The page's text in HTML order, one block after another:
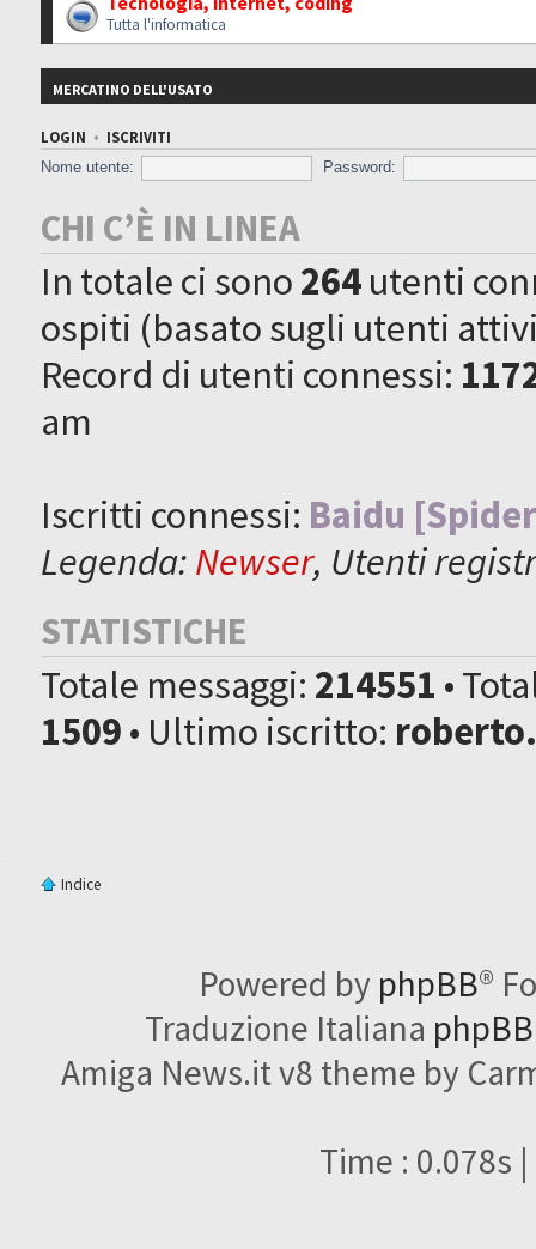
Tutta l'informatica
MERCATINO DELL'USATO
LOGIN • ISCRIVITI
Nome utente:
Password:
CHI C’È IN LINEA
In totale ci sono264utenti
ospiti (basato sugli utenti
Record di utenti connessi:
am
Iscritti connessi: Baidu
Legenda:Newser, Utenti
STATISTICHE
Totale messaggi: 214551 •
1509• Ultimo iscritto:
Indice
Powered by phpBB®
Traduzione Italiana
Amiga News.it v8 theme by
Time : 0.078s